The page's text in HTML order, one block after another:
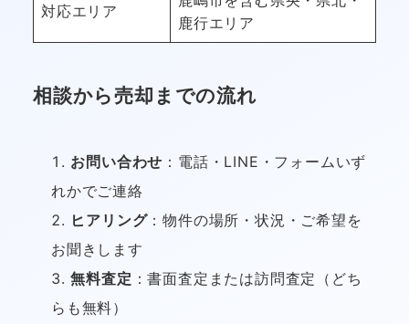
対応エリア
鹿行エリア
相談から売却までの流れ
お問い合わせ ：電話・LINE・フォームいず
れかでご連絡
ヒアリング：物件の場所・状況・ご希望を
お聞きします
無料査定 ：書面査定または訪問査定（どち
らも無料）